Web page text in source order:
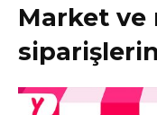
Market ve